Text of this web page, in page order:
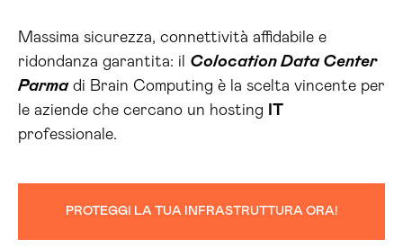
Massima sicurezza, connettività affidabile e
ridondanza garantita: il Colocation Data Center
Parmadi Brain Computing è la scelta vincente per
le aziende che cercano un hosting
IT
professionale.
PROTEGGI LA TUA INFRASTRUTTURA ORA!